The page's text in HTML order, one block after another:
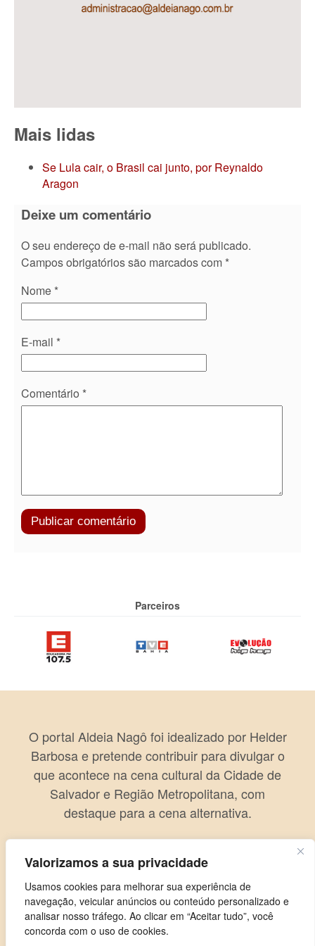
Valorizamos a sua privacidade
Usamos cookies para melhorar sua experiência de
navegação, veicular anúncios ou conteúdo personalizado e
analisar nosso tráfego. Ao clicar em “Aceitar tudo”, você
concorda com o uso de cookies.
Mais lidas
Se Lula cair, o Brasil cai junto, por Reynaldo
Aragon
Deixe um comentário
O seu endereço de e-mail não será publicado.
Campos obrigatórios são marcados com *
Nome *
E-mail *
Comentário *
Parceiros
O portal Aldeia Nagô foi idealizado por Helder
Barbosa e pretende contribuir para divulgar o
que acontece na cena cultural da Cidade de
Salvador e Região Metropolitana, com
destaque para a cena alternativa.